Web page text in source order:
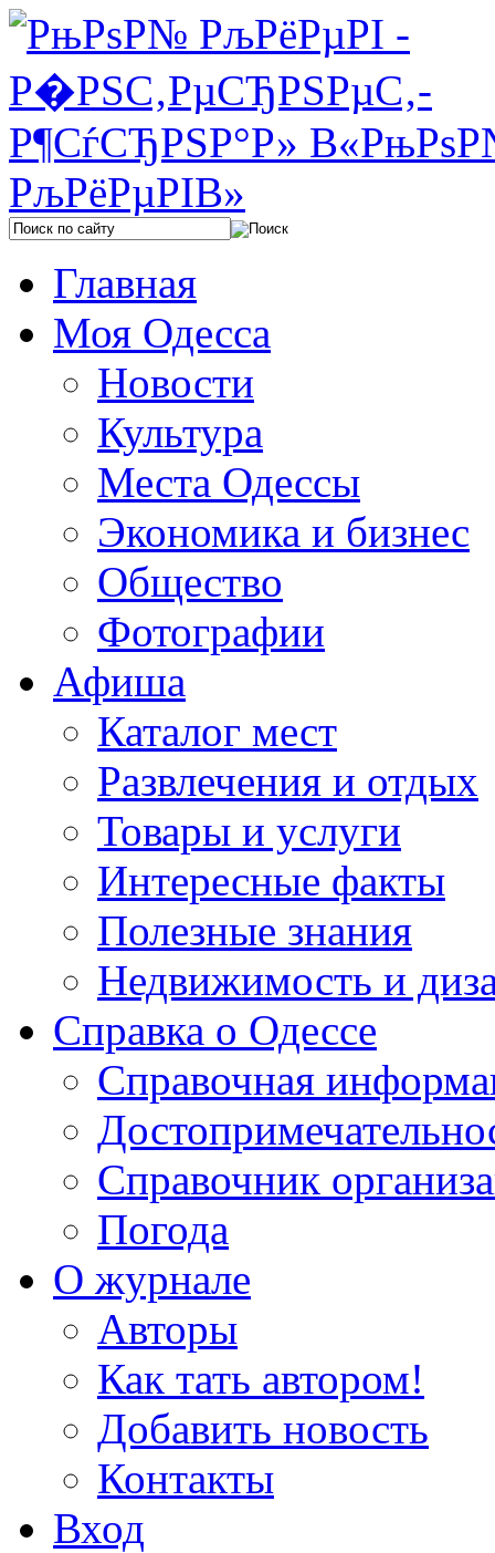
Главная
Моя Одесса
Новости
Культура
Места Одессы
Экономика и бизнес
Общество
Фотографии
Афиша
Каталог мест
Развлечения и отдых
Товары и услуги
Интересные факты
Полезные знания
Недвижимость и
Справка о Одессе
Справочная
Справочник
Погода
О журнале
Авторы
Как тать автором!
Добавить новость
Контакты
Вход